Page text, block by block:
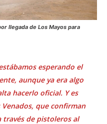
llegada de Los Mayos para
esperando el
aunque ya era algo
hacerlo oficial. Y es
que confirman
través de pistoleros al